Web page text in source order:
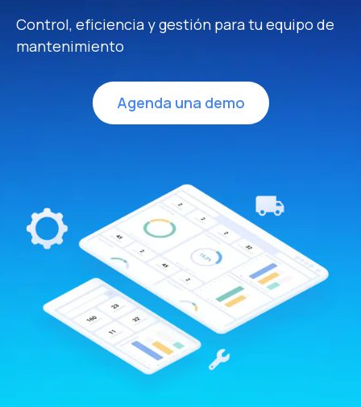
Control, eficiencia y gestión para tu equipo de
mantenimiento
Agenda una demo